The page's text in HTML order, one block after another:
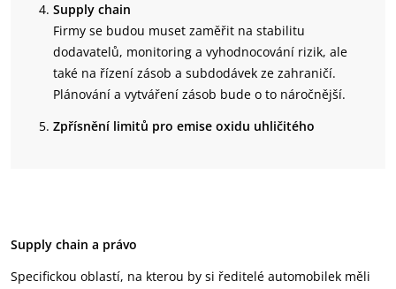
Supply chain
Firmy se budou muset zaměřit na stabilitu
dodavatelů, monitoring a vyhodnocování rizik, ale
také na řízení zásob a subdodávek ze zahraničí.
Plánování a vytváření zásob bude o to náročnější.
Zpřísnění limitů pro emise oxidu uhličitého
Supply chain a právo
Specifickou oblastí, na kterou by si ředitelé automobilek měli